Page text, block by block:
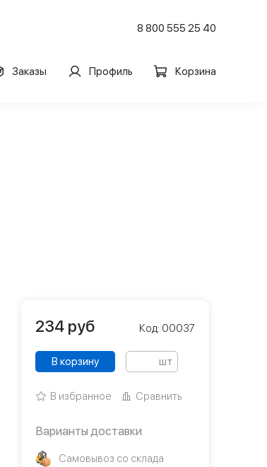
8 800 555 25 40
Заказы Профиль Корзина
234 руб Код: 00037
В корзину шт
В избранное Сравнить
Варианты доставки
Самовывоз со склада